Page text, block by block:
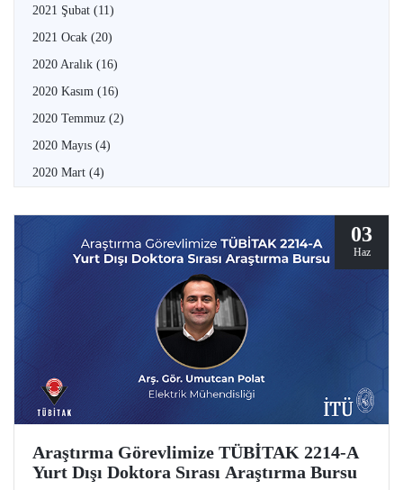
2021 Şubat (11)
2021 Ocak (20)
2020 Aralık (16)
2020 Kasım (16)
2020 Temmuz (2)
2020 Mayıs (4)
2020 Mart (4)
03
Haz
Araştırma Görevlimize TÜBİTAK 2214-A
Yurt Dışı Doktora Sırası Araştırma Bursu